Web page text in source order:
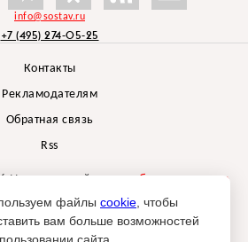
info@sostav.ru
+7 (495) 274-05-25
Контакты
Рекламодателям
Обратная связь
Rss
Независимый проектбрендингового
агентства Depot
Sostav.ru допустимо только при
источника.
файлы cookie , чтобы
вам больше возможностей